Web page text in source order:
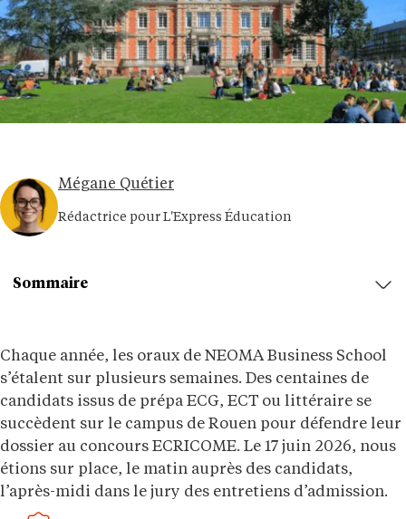
Mégane Quétier
Rédactrice pour L'Express Éducation
Chaque année, les oraux de NEOMA Business School
s’étalent sur plusieurs semaines. Des centaines de
candidats issus de prépa ECG, ECT ou littéraire se
succèdent sur le campus de Rouen pour défendre leur
dossier au concours ECRICOME. Le 17 juin 2026, nous
étions sur place, le matin auprès des candidats,
l’après-midi dans le jury des entretiens d’admission.
Sommaire